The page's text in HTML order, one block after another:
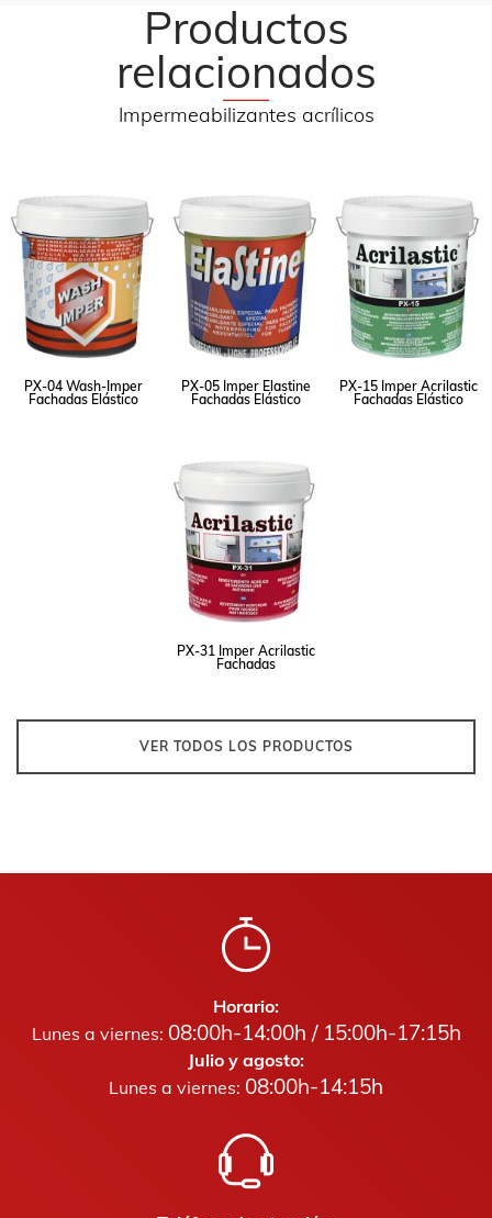
Productos
relacionados
Impermeabilizantes acrílicos
PX-04 Wash-Imper
Fachadas Elástico
PX-05 Imper Elastine
Fachadas Elástico
PX-15 Imper Acrilastic
Fachadas Elástico
PX-31 Imper Acrilastic
Fachadas
VER TODOS LOS PRODUCTOS
Horario:
Lunes a viernes: 08:00h-14:00h / 15:00h-17:15h
Julio y agosto:
Lunes a viernes: 08:00h-14:15h